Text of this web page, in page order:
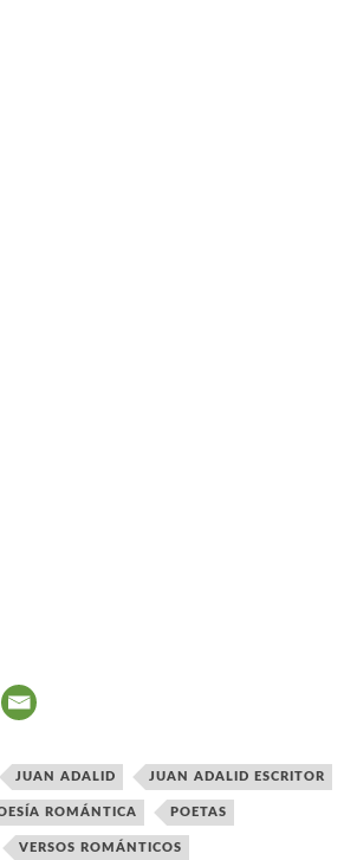
JUAN ADALID JUAN ADALID ESCRITOR
ROMÁNTICA POETAS
VERSOS ROMÁNTICOS